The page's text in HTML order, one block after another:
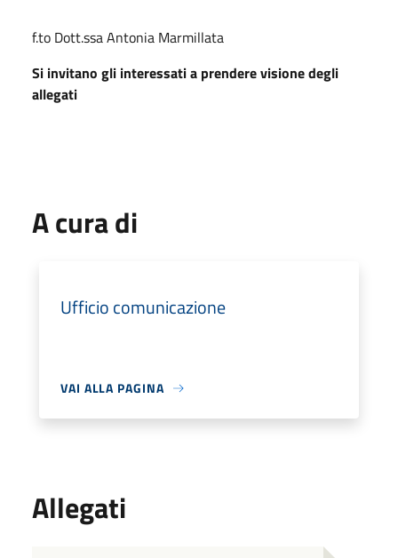
f.to Dott.ssa Antonia Marmillata
Si invitano gli interessati a prendere visione degli
allegati
A cura di
Ufficio comunicazione
VAI ALLA PAGINA
Allegati